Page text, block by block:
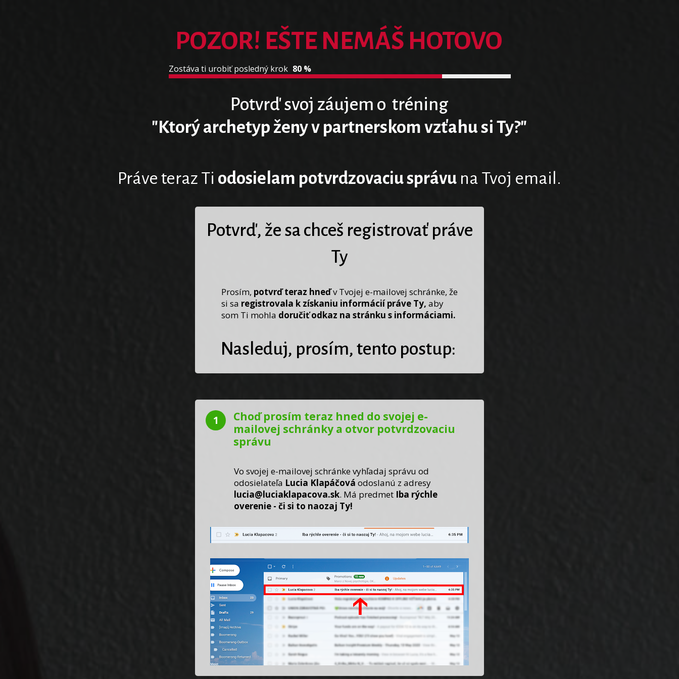
POZOR! EŠTE NEMÁŠ HOTOVO
Zostáva ti urobiť posledný krok 80 %
Potvrď svoj záujem o tréning
"Ktorý archetyp ženy v partnerskom vzťahu si Ty?"
Práve teraz Ti odosielam potvrdzovaciu správu na Tvoj email.
Potvrď, že sa chceš registrovať práve
Ty
Prosím, potvrď teraz hneďv Tvojej e-mailovej schránke, že
si sa registrovala k získaniu informácií práve Ty, aby
som Ti mohla doručiť odkaz na stránku s informáciami.
Nasleduj, prosím, tento postup:
1
Choď prosím teraz hned do svojej e-
mailovej schránky a otvor potvrdzovaciu
správu
Vo svojej e-mailovej schránke vyhľadaj správu od
odosielateľa Lucia Klapáčová odoslanú z adresy
lucia@luciaklapacova.sk. Má predmet Iba rýchle
overenie - či si to naozaj Ty!